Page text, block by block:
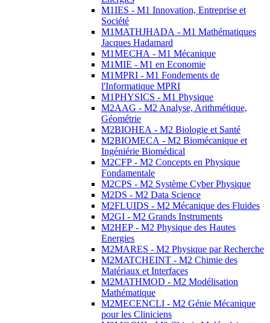
M1IES - M1 Innovation, Entreprise et
Société
M1MATHJHADA - M1 Mathématiques
Jacques Hadamard
M1MECHA - M1 Mécanique
M1MIE - M1 en Economie
M1MPRI - M1 Fondements de
l'Informatique MPRI
M1PHYSICS - M1 Physique
M2AAG - M2 Analyse, Arithmétique,
Géométrie
M2BIOHEA - M2 Biologie et Santé
M2BIOMECA - M2 Biomécanique et
Ingéniérie Biomédical
M2CFP - M2 Concepts en Physique
Fondamentale
M2CPS - M2 Système Cyber Physique
M2DS - M2 Data Science
M2FLUIDS - M2 Mécanique des Fluides
M2GI - M2 Grands Instruments
M2HEP - M2 Physique des Hautes
Energies
M2MARES - M2 Physique par Recherche
M2MATCHEINT - M2 Chimie des
Matériaux et Interfaces
M2MATHMOD - M2 Modélisation
Mathématique
M2MECENCLI - M2 Génie Mécanique
pour les Cliniciens